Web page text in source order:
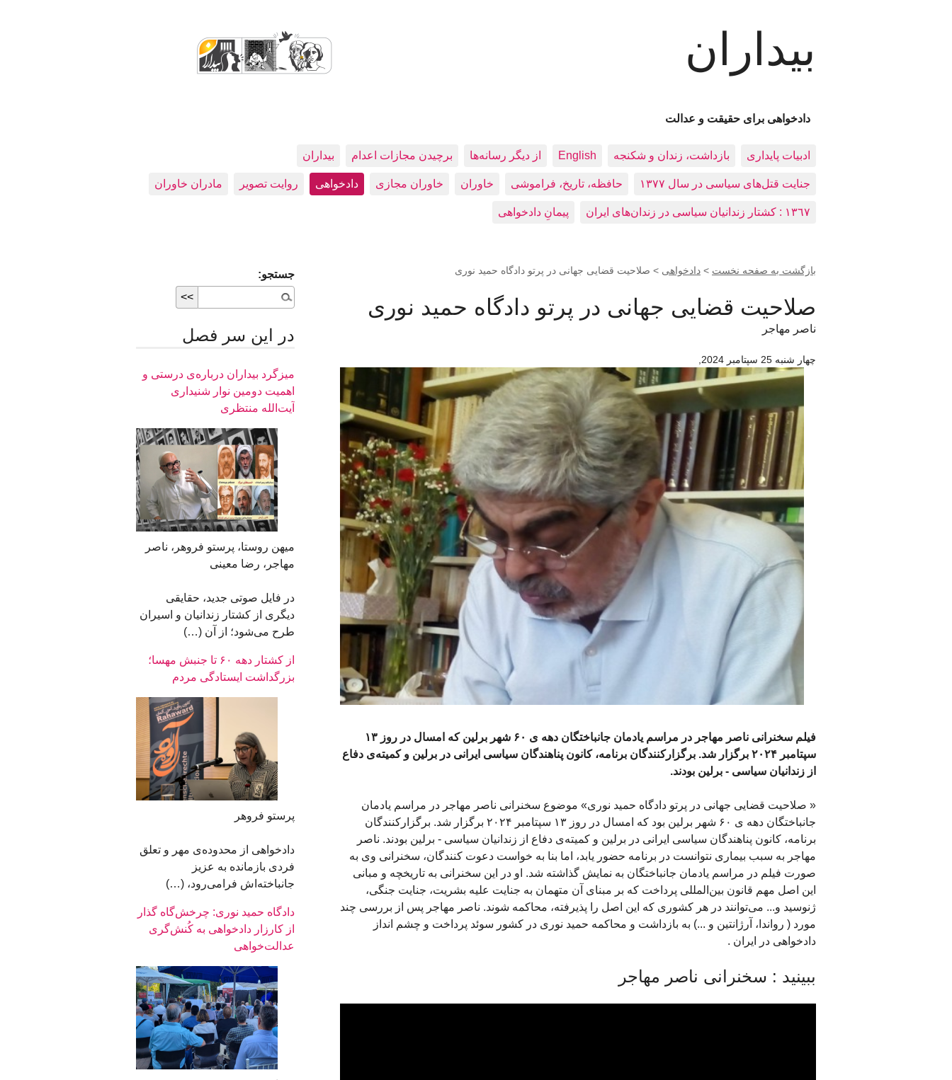
بیداران
دادخواهی برای حقیقت و عدالت
ادبيات پايداری بازداشت، زندان و شکنجه English از دیگر رسانه‌ها برچیدن مجازات اعدام بيداران
جنایت قتل‌های سیاسی در سال ۱۳۷۷ حافظه، تاريخ، فراموشی خاوران خاوران مجازی دادخواهی روایت تصویر مادران خاوران
١٣٦٧ : کشتار زندانيان سياسی در زندان‌های ایران پیمانِ دادخواهی
بازگشت به صفحه نخست > دادخواهی > صلاحیت قضایی جهانی در پرتو دادگاه حمید نوری
صلاحیت قضایی جهانی در پرتو دادگاه حمید نوری
ناصر مهاجر
چهار شنبه 25 سپتامبر 2024
فیلم سخنرانی ناصر مهاجر در مراسم یادمان جانباختگان دهه ی ۶۰ شهر برلین که امسال در روز ۱۳
سپتامبر ۲۰۲۴ برگزار شد. برگزارکنندگان برنامه، کانون پناهندگان سیاسی ایرانی در برلین و کمیته‌ی دفاع
از زندانیان سیاسی - برلین بودند.‌
« صلاحیت قضایی جهانی در پرتو دادگاه حمید نوری» موضوع سخنرانی ناصر مهاجر در مراسم یادمان
جانباختگان دهه ی ۶۰ شهر برلین بود که امسال در روز ۱۳ سپتامبر ۲۰۲۴ برگزار شد. برگزارکنندگان
برنامه، کانون پناهندگان سیاسی ایرانی در برلین و کمیته‌ی دفاع از زندانیان سیاسی - برلین بودند.‌ ناصر
مهاجر به سبب بیماری نتوانست در برنامه حضور یابد، اما بنا به خواست دعوت کنندگان، سخنرانی وی به
صورت فیلم در مراسم یادمان جانباختگان به نمایش گذاشته شد. او در این سخنرانی به تاریخچه و مبانی
این اصل مهم قانون بین‌المللی پرداخت که بر مبنای آن متهمان به جنایت علیه بشریت، جنایت جنگی،
ژنوسید و... می‌توانند در هر کشوری که این اصل را پذیرفته، محاکمه شوند. ناصر مهاجر پس از بررسی چند
مورد ( رواندا، آرژانتین و ...) به بازداشت و محاکمه حمید نوری در کشور سوئد پرداخت و چشم انداز
دادخواهی در ایران .
ببینید : سخنرانی ناصر مهاجر
جستجو:
در اين سر فصل
میزگرد بیداران درباره‌ی درستی و
اهمیت دومین نوار شنیداری
آیت‌الله منتظری
میهن روستا، پرستو فروهر، ناصر
مهاجر، رضا معینی
در فایل صوتی جدید، حقایقی
دیگری از کشتار زندانیان و اسیران
طرح می‌شود؛ از آن (…)
از کشتار دهه ۶۰ تا جنبش مهسا؛
بزرگداشت ایستادگی مردم
پرستو فروهر
دادخواهی از محدوده‌ی مهر و تعلق
فردی بازمانده به عزیز
جانباخته‌اش فرامی‌رود، (…)
دادگاه حمید نوری: چرخش‌گاه گذار
از کارزار دادخواهی به کُنش‌گری
عدالت‌خواهی